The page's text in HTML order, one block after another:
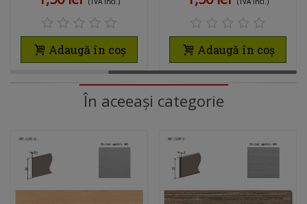
Adaugă în coș Adaugă în coș
În aceeași categorie